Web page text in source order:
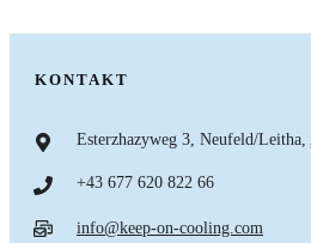
KONTAKT
Esterzhazyweg 3, Neufeld/
+43 677 620 822 66
info@keep-on-cooling.com